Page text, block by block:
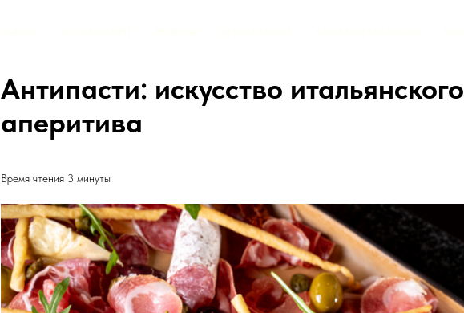
Антипасти: искусство итальянского
аперитива
Время чтения 3 минуты